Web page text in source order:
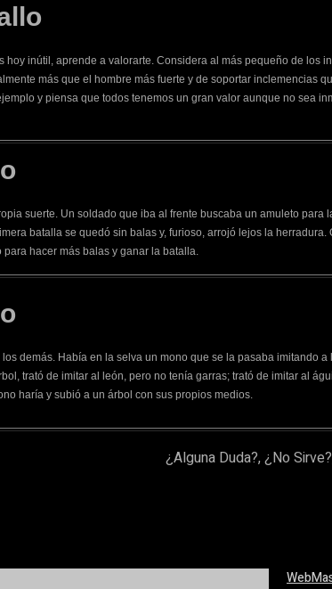
hoy inútil, aprende a valorarte. Considera al más pequeño de los
más que el hombre más fuerte y de soportar inclemencias
y piensa que todos tenemos un gran valor aunque no sea
suerte. Un soldado que iba al frente buscaba un amuleto para
batalla se quedó sin balas y, furioso, arrojó lejos la herradura.
hacer más balas y ganar la batalla.
los demás. Había en la selva un mono que se la pasaba imitando a
trató de imitar al león, pero no tenía garras; trató de imitar al
haría y subió a un árbol con sus propios medios.
¿Alguna Duda?, ¿No